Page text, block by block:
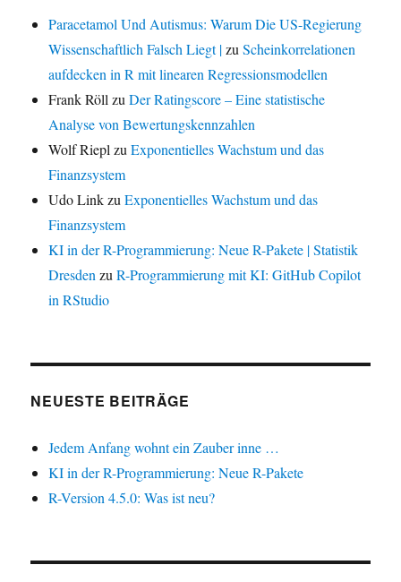
Paracetamol Und Autismus: Warum Die US-Regierung
Wissenschaftlich Falsch Liegt |zuScheinkorrelationen
aufdecken in R mit linearen Regressionsmodellen
Frank Röll zuDer Ratingscore – Eine statistische
Analyse von Bewertungskennzahlen
Wolf Riepl zuExponentielles Wachstum und das
Finanzsystem
Udo LinkzuExponentielles Wachstum und das
Finanzsystem
KI in der R-Programmierung: Neue R-Pakete | Statistik
Dresden zuR-Programmierung mit KI: GitHub Copilot
in RStudio
NEUESTE BEITRÄGE
Jedem Anfang wohnt ein Zauber inne …
KI in der R-Programmierung: Neue R-Pakete
R-Version 4.5.0: Was ist neu?